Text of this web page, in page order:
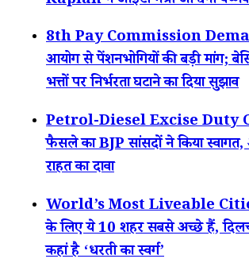
8th Pay Commission
आयोग से पेंशनभोगियों की बड़ी मांग;
भत्तों पर निर्भरता घटाने का दिया सुझाव
Petrol-Diesel Excise Duty
फैसले का BJP सांसदों ने किया
राहत का दावा
World’s Most Liveable
के लिए ये 10 शहर सबसे अच्छे हैं,
कहां है ‘धरती का स्वर्ग’